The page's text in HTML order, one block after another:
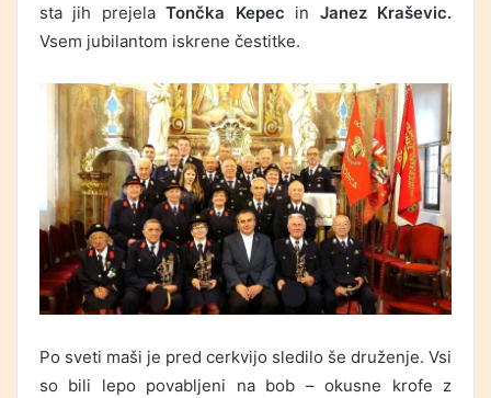
sta jih prejelaTončka Kepec in Janez Kraševic.
Vsem jubilantom iskrene čestitke.
Po sveti maši je pred cerkvijo sledilo še druženje. Vsi
so bili lepo povabljeni na bob – okusne krofe z